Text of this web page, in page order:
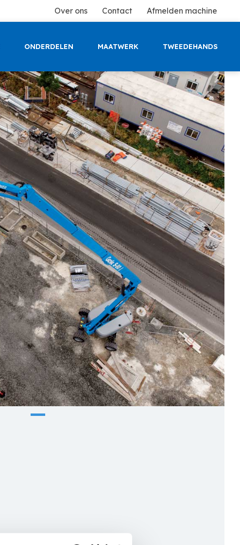
Over ons Contact Afmelden machine
ONDERDELEN MAATWERK TWEEDEHANDS